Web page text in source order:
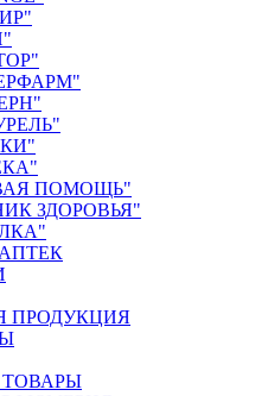
ПОМОЩЬ"
ЗДОРОВЬЯ"
ПРОДУКЦИЯ